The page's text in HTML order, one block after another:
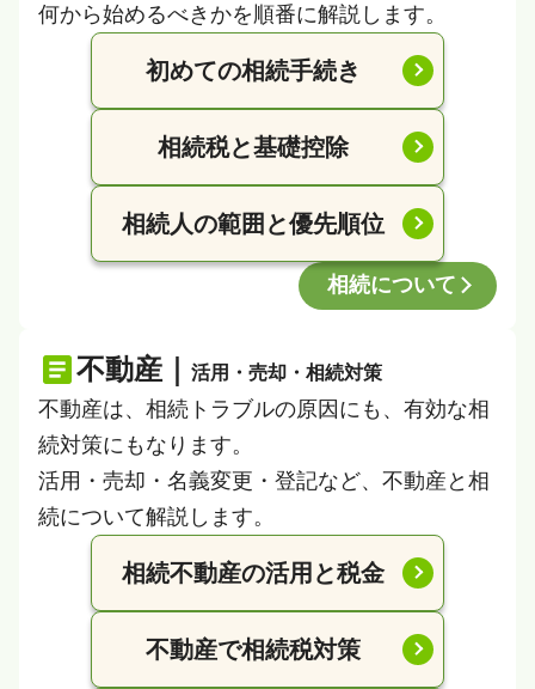
何から始めるべきかを順番に解説します。
初めての相続手続き
相続税と基礎控除
相続人の範囲と優先順位
相続について
不動産｜ 活用・売却・相続対策
不動産は、相続トラブルの原因にも、有効な相
続対策にもなります。
活用・売却・名義変更・登記など、不動産と相
続について解説します。
相続不動産の活用と税金
不動産で相続税対策